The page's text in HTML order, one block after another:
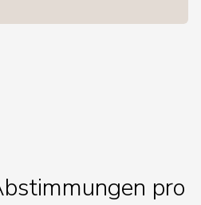
pro